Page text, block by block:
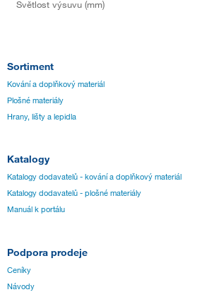
Světlost výsuvu (mm)
Sortiment
Kování a doplňkový materiál
Plošné materiály
Hrany, lišty a lepidla
Katalogy
Katalogy dodavatelů - kování a doplňkový materiál
Katalogy dodavatelů - plošné materiály
Manuál k portálu
Podpora prodeje
Ceníky
Návody